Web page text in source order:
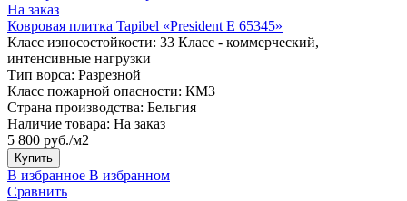
На заказ
Ковровая плитка Tapibel «President E 65345»
Класс износостойкости: 33 Класс - коммерческий,
интенсивные нагрузки
Тип ворса: Разрезной
Класс пожарной опасности: КМ3
Страна производства: Бельгия
Наличие товара: На заказ
5 800 руб./м2
Купить
В избранное В избранном
Сравнить